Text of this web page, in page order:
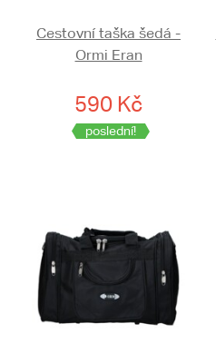
Cestovní taška šedá -
Ormi Eran
590 Kč
poslední!